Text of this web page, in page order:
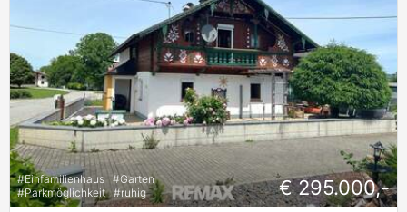
#Einfamilienhaus #Garten
#Parkmöglichkeit #ruhig € 295.000,-